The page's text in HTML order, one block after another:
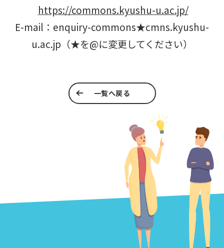
https://commons.kyushu-u.ac.jp/
E-mail：enquiry-commons★cmns.kyushu-
u.ac.jp（★を@に変更してください）
一覧へ戻る